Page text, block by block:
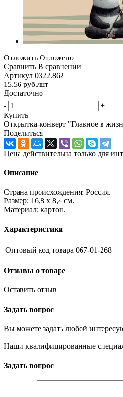
Отложить Отложено
Сравнить В сравнении
Артикул 0322.862
15.56 руб./шт
Достаточно
-
+
Купить
Открытка-конверт "Главное в
Поделиться
Цена действительна только для
Описание
Страна происхождения: Россия.
Размер: 16,8 х 8,4 см.
Материал: картон.
Характеристики
Оптовый код товара 067-01-268
Отзывы о товаре
Оставить отзыв
Задать вопрос
Вы можете задать любой
Наши квалифицированные
Задать вопрос